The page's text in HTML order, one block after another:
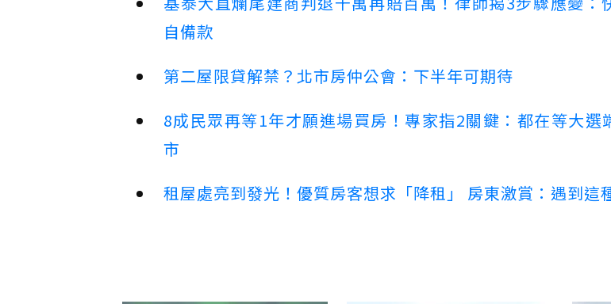
自備款
第二屋限貸解禁？北市房仲公會：下半年可期待
8成民眾再等1年才願進場買房！專家指2關鍵：都在等大選
市
租屋處亮到發光！優質房客想求「降租」 房東激賞：遇到這